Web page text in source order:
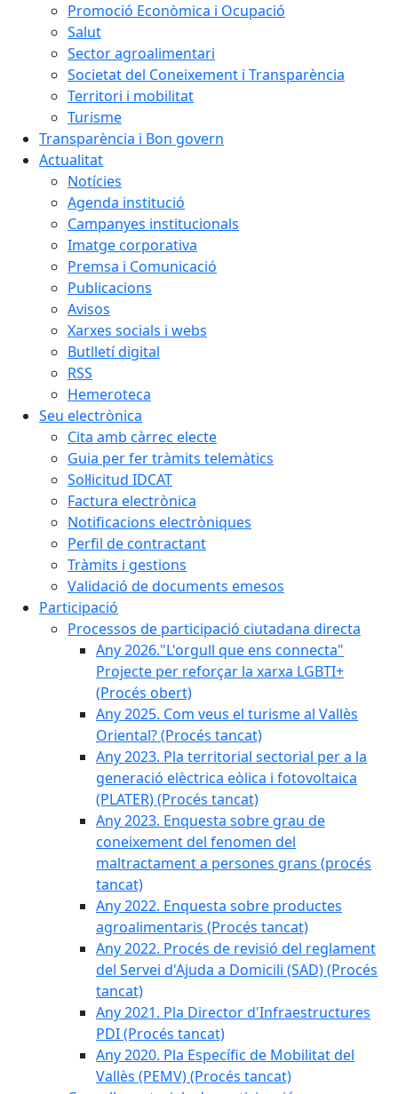
Promoció Econòmica i Ocupació
Salut
Sector agroalimentari
Societat del Coneixement i Transparència
Territori i mobilitat
Turisme
Transparència i Bon govern
Actualitat
Notícies
Agenda institució
Campanyes institucionals
Imatge corporativa
Premsa i Comunicació
Publicacions
Avisos
Xarxes socials i webs
Butlletí digital
RSS
Hemeroteca
Seu electrònica
Cita amb càrrec electe
Guia per fer tràmits telemàtics
Sol·licitud IDCAT
Factura electrònica
Notificacions electròniques
Perfil de contractant
Tràmits i gestions
Validació de documents emesos
Participació
Processos de participació ciutadana directa
Any 2026."L'orgull que ens connecta"
Projecte per reforçar la xarxa LGBTI+
(Procés obert)
Any 2025. Com veus el turisme al Vallès
Oriental? (Procés tancat)
Any 2023. Pla territorial sectorial per a la
generació elèctrica eòlica i fotovoltaica
(PLATER) (Procés tancat)
Any 2023. Enquesta sobre grau de
coneixement del fenomen del
maltractament a persones grans (procés
tancat)
Any 2022. Enquesta sobre productes
agroalimentaris (Procés tancat)
Any 2022. Procés de revisió del reglament
del Servei d'Ajuda a Domicili (SAD) (Procés
tancat)
Any 2021. Pla Director d'Infraestructures
PDI (Procés tancat)
Any 2020. Pla Específic de Mobilitat del
Vallès (PEMV) (Procés tancat)